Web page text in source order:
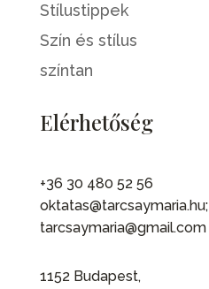
Stílustippek
Szín és stílus
színtan
Elérhetőség
+36 30 480 52 56
oktatas@tarcsaymaria.hu;
tarcsaymaria@gmail.com
1152 Budapest,